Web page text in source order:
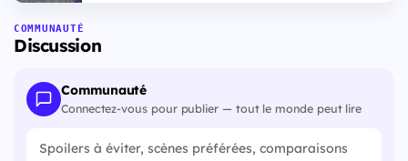
COMMUNAUTÉ
Discussion
Communauté
Connectez-vous pour publier — tout le monde peut lire